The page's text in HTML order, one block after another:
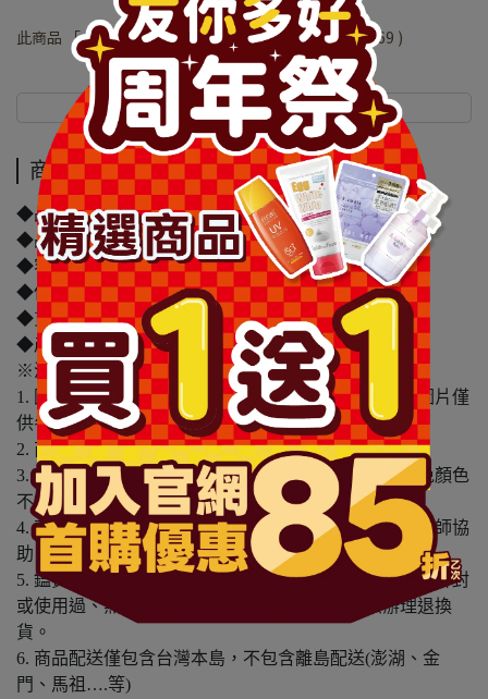
此商品 「 最高 」可以折抵紅利13800點 (約等於NT$69 )
商品介紹 規格說明
商品介紹
◆品牌名稱：日本服部製紙
◆品名：日本服部製紙 電解水廚房清潔濕巾 20枚入
◆容量/規格：20枚入
◆保存期限(天)：1095天
◆貨源：公司貨
◆產地： 日本
※溫馨提醒：
1. 因電腦螢幕設定及個人觀感之差異，本賣場之商品圖片僅
供參考，依實際收到商品為準。
2. 商品包裝會有新舊轉換期，依實際收到商品為準。
3. 商品下訂前，建議實際試色、試用後再行購買，避免顏色
不符或肌膚不適等症狀。
4. 商品使用後若出現不適或非預期反應，請尋求專業醫師協
助。
5. 鑑賞期非試用期，本產品屬於私人消耗性產品，如已拆封
或使用過、無法恢復原狀、商品外盒損壞恕無法辦理退換
貨。
6. 商品配送僅包含台灣本島，不包含離島配送(澎湖、金
門、馬祖….等)